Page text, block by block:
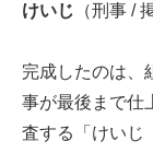
けいじ （刑事 /
完成したのは、
事が最後まで仕
査する「けいじ